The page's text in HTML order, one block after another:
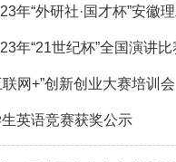
年“外研社·国才杯”安徽
年“21世纪杯”全国演讲
网+”创新创业大赛培训会
英语竞赛获奖公示